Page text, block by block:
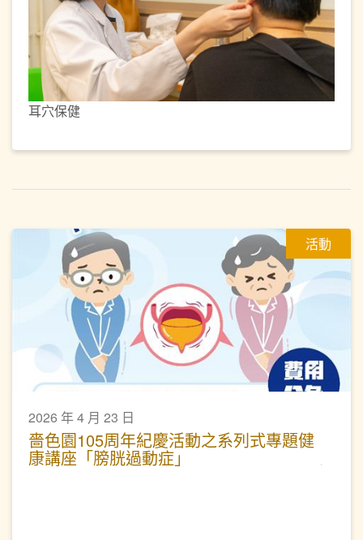
耳穴保健
活動
2026 年 4 月 23 日
嗇色園105周年紀慶活動之系列式專題健
康講座「膀胱過動症」